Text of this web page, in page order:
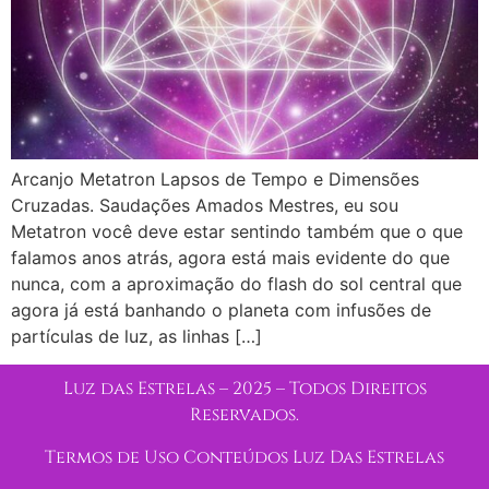
Arcanjo Metatron Lapsos de Tempo e Dimensões
Cruzadas. Saudações Amados Mestres, eu sou
Metatron você deve estar sentindo também que o que
falamos anos atrás, agora está mais evidente do que
nunca, com a aproximação do flash do sol central que
agora já está banhando o planeta com infusões de
partículas de luz, as linhas […]
Luz das Estrelas – 2025 – Todos Direitos
Reservados.
Termos de Uso Conteúdos Luz Das Estrelas